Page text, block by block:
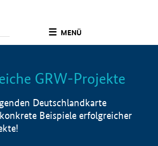
MENÜ
Info
GRW-Projekte
Deutschlandkarte
Beispiele erfolgreicher